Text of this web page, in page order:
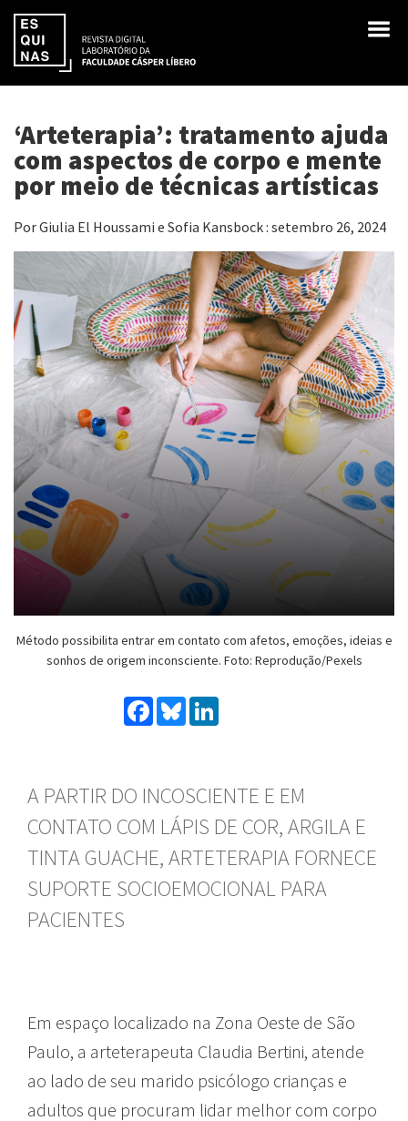
‘Arteterapia’: tratamento ajuda
com aspectos de corpo e mente
por meio de técnicas artísticas
Por Giulia El Houssami e Sofia Kansbock : setembro 26, 2024
Método possibilita entrar em contato com afetos, emoções, ideias e
sonhos de origem inconsciente. Foto: Reprodução/Pexels
Facebook
Bluesky
A PARTIR DO INCOSCIENTE E EM
CONTATO COM LÁPIS DE COR, ARGILA E
TINTA GUACHE, ARTETERAPIA FORNECE
SUPORTE SOCIOEMOCIONAL PARA
PACIENTES
Em espaço localizado na Zona Oeste de São
Paulo, a arteterapeuta Claudia Bertini, atende
ao lado de seu marido psicólogo crianças e
adultos que procuram lidar melhor com corpo